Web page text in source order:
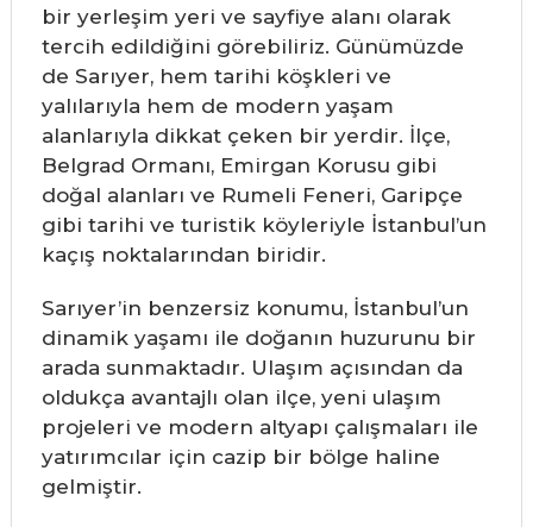
bir yerleşim yeri ve sayfiye alanı olarak
tercih edildiğini görebiliriz. Günümüzde
de Sarıyer, hem tarihi köşkleri ve
yalılarıyla hem de modern yaşam
alanlarıyla dikkat çeken bir yerdir. İlçe,
Belgrad Ormanı, Emirgan Korusu gibi
doğal alanları ve Rumeli Feneri, Garipçe
gibi tarihi ve turistik köyleriyle İstanbul’un
kaçış noktalarından biridir.
Sarıyer’in benzersiz konumu, İstanbul’un
dinamik yaşamı ile doğanın huzurunu bir
arada sunmaktadır. Ulaşım açısından da
oldukça avantajlı olan ilçe, yeni ulaşım
projeleri ve modern altyapı çalışmaları ile
yatırımcılar için cazip bir bölge haline
gelmiştir.